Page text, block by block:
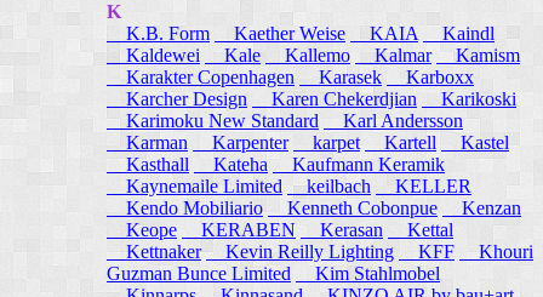
K
K.B. Form
Kaether Weise KAIA
Kaindl
Kaldewei
Kale Kallemo Kalmar
Kamism
Karakter Copenhagen
Karasek
Karboxx
Karcher Design
Karen Chekerdjian
Karikoski
Karimoku New Standard
Karl Andersson
Karman
Karpenter karpet Kartell
Kastel
Kasthall
Kateha
Kaufmann Keramik
Kaynemaile Limited keilbach
KELLER
Kendo Mobiliario
Kenneth Cobonpue
Kenzan
Keope
KERABEN Kerasan
Kettal
Kettnaker Kevin Reilly Lighting KFF
Khouri
Guzman Bunce Limited
Kim Stahlmobel